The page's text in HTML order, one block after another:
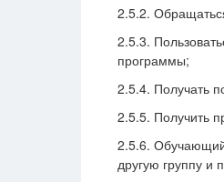
2.5.2.
2.5.3.
программы;
2.5.4. Получать
2.5.5. Получить
2.5.6.
другую группу и